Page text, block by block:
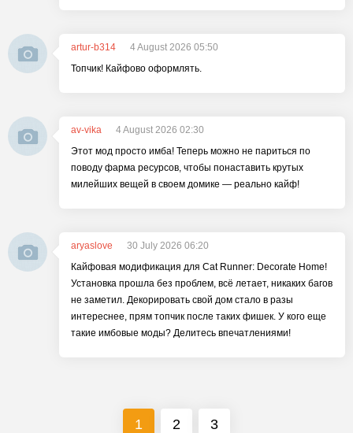
artur-b314
4 August 2026 05:50
Топчик! Кайфово оформлять.
av-vika
4 August 2026 02:30
Этот мод просто имба! Теперь можно не париться по
поводу фарма ресурсов, чтобы понаставить крутых
милейших вещей в своем домике — реально кайф!
aryaslove
30 July 2026 06:20
Кайфовая модификация для Cat Runner: Decorate Home!
Установка прошла без проблем, всё летает, никаких багов
не заметил. Декорировать свой дом стало в разы
интереснее, прям топчик после таких фишек. У кого еще
такие имбовые моды? Делитесь впечатлениями!
1 2 3